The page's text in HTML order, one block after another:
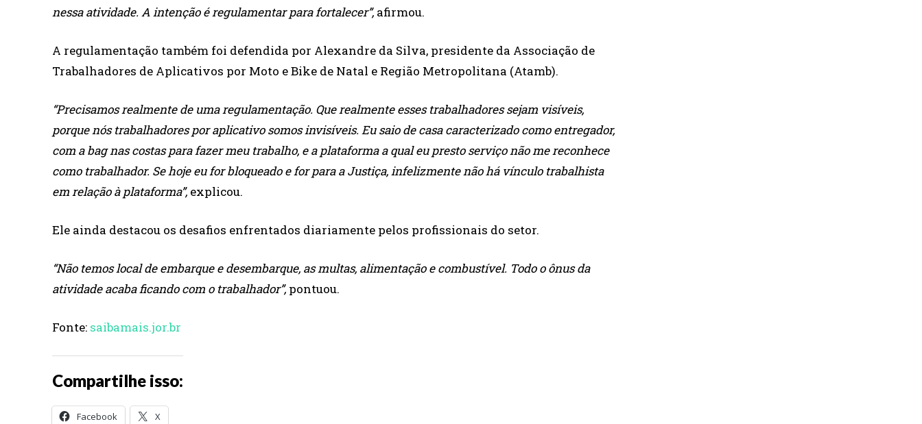
nessa atividade. A intenção é regulamentar para fortalecer”, afirmou.
A regulamentação também foi defendida por Alexandre da Silva, presidente da Associação de
Trabalhadores de Aplicativos por Moto e Bike de Natal e Região Metropolitana (Atamb).
“Precisamos realmente de uma regulamentação. Que realmente esses trabalhadores sejam visíveis,
porque nós trabalhadores por aplicativo somos invisíveis. Eu saio de casa caracterizado como entregador,
com a bag nas costas para fazer meu trabalho, e a plataforma a qual eu presto serviço não me reconhece
como trabalhador. Se hoje eu for bloqueado e for para a Justiça, infelizmente não há vínculo trabalhista
em relação à plataforma”, explicou.
Ele ainda destacou os desafios enfrentados diariamente pelos profissionais do setor.
“Não temos local de embarque e desembarque, as multas, alimentação e combustível. Todo o ônus da
atividade acaba ficando com o trabalhador”, pontuou.
Fonte: saibamais.jor.br
Compartilhe isso:
Facebook X